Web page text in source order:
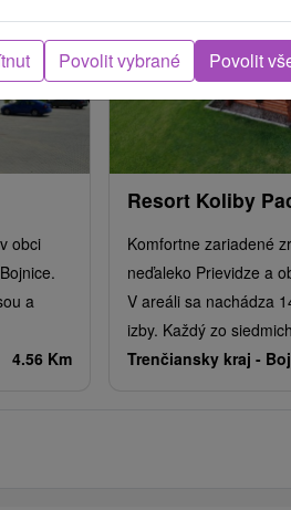
obci
a
4.56 Km
Resort Koliby
Komfortne zariadené
neďaleko Prievidze a
V areáli sa nachádza
izby. Každý zo
Trenčiansky kraj -
Povolit vybrané Povolit